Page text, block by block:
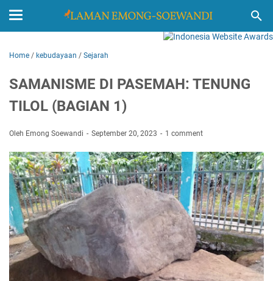
Home / kebudayaan / Sejarah
SAMANISME DI PASEMAH: TENUNG
TILOL (BAGIAN 1)
Oleh Emong Soewandi September 20, 2023 1 comment